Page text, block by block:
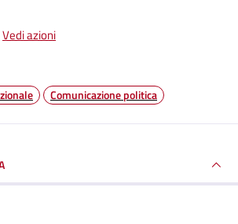
Vedi azioni
Comunicazione politica